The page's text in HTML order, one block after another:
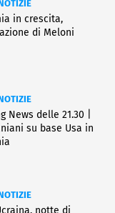
in crescita,
di Meloni
News delle 21.30 |
su base Usa in